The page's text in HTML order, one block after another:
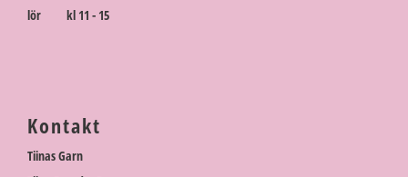
lör kl 11 - 15
Kontakt
Tiinas Garn